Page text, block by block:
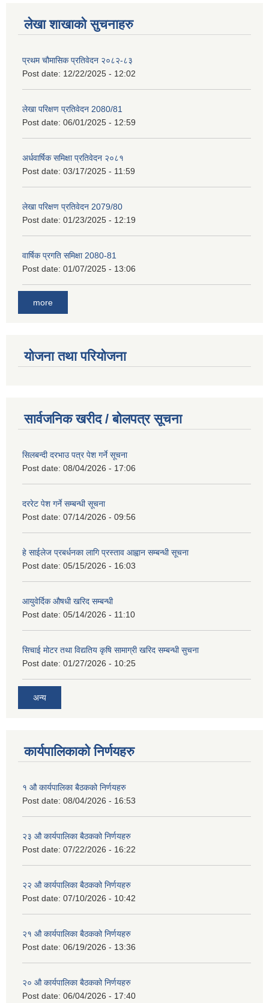
लेखा शाखाको सुचनाहरु
प्रथम चौमासिक प्रतिवेदन २०८२-८३
Post date: 12/22/2025 - 12:02
लेखा परिक्षण प्रतिवेदन 2080/81
Post date: 06/01/2025 - 12:59
अर्धवार्षिक समिक्षा प्रतिवेदन २०८१
Post date: 03/17/2025 - 11:59
लेखा परिक्षण प्रतिवेदन 2079/80
Post date: 01/23/2025 - 12:19
वार्षिक प्रगति समिक्षा 2080-81
Post date: 01/07/2025 - 13:06
more
योजना तथा परियोजना
सार्वजनिक खरीद / बोलपत्र सूचना
सिलबन्दी दरभाउ पत्र पेश गर्ने सूचना
Post date: 08/04/2026 - 17:06
दररेट पेश गर्ने सम्बन्धी सूचना
Post date: 07/14/2026 - 09:56
हे साईलेज प्रबर्धनका लागि प्रस्ताव आह्वान सम्बन्धी सूचना
Post date: 05/15/2026 - 16:03
आयुवेर्दिक औषधी खरिद सम्बन्धी
Post date: 05/14/2026 - 11:10
सिचाई मोटर तथा विद्यतिय कृषि सामाग्री खरिद सम्बन्धी सुचना
Post date: 01/27/2026 - 10:25
अन्य
कार्यपालिकाको निर्णयहरु
१ औ कार्यपालिका बैठकको निर्णयहरु
Post date: 08/04/2026 - 16:53
२३ औ कार्यपालिका बैठकको निर्णयहरु
Post date: 07/22/2026 - 16:22
२२ औ कार्यपालिका बैठकको निर्णयहरु
Post date: 07/10/2026 - 10:42
२१ औ कार्यपालिका बैठकको निर्णयहरु
Post date: 06/19/2026 - 13:36
२० औ कार्यपालिका बैठकको निर्णयहरु
Post date: 06/04/2026 - 17:40